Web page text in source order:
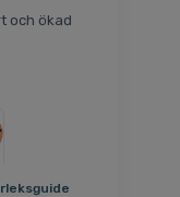
och ökad